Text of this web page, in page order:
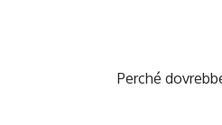
Perché